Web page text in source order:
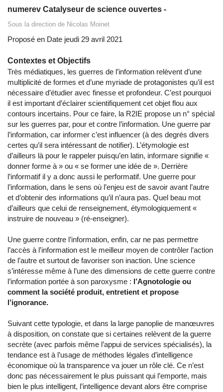
numerev Catalyseur de science ouvertes -
Sous la direction de Nicolas Moinet
Proposé en Date jeudi 29 avril 2021
Contextes et Objectifs
Très médiatiques, les guerres de l’information relèvent d’une
multiplicité de formes et d’une myriade de protagonistes qu’il est
nécessaire d’étudier avec finesse et profondeur. C’est pourquoi
il est important d’éclairer scientifiquement cet objet flou aux
contours incertains. Pour ce faire, la R2IE propose un n° spécial
sur les guerres par, pour et contre l’information. Une guerre par
l’information, car informer c’est influencer (à des degrés divers
certes qu’il sera intéressant de notifier). L’étymologie est
d’ailleurs là pour le rappeler puisqu’en latin, informare signifie «
donner forme à » ou « se former une idée de ». Derrière
l’informatif il y a donc aussi le performatif. Une guerre pour
l’information, dans le sens où l’enjeu est de savoir avant l’autre
et d’obtenir des informations qu’il n’aura pas. Quel beau mot
d’ailleurs que celui de renseignement, étymologiquement «
instruire de nouveau » (ré-enseigner).
Une guerre contre l’information, enfin, car ne pas permettre
l’accès à l’information est le meilleur moyen de contrôler l’action
de l’autre et surtout de favoriser son inaction. Une science
s’intéresse même à l’une des dimensions de cette guerre contre
l’information portée à son paroxysme : l’Agnotologie ou
comment la société produit, entretient et propose
l’ignorance.
Suivant cette typologie, et dans la large panoplie de manœuvres
à disposition, on constate que si certaines relèvent de la guerre
secrète (avec parfois même l’appui de services spécialisés), la
tendance est à l’usage de méthodes légales d’intelligence
économique où la transparence va jouer un rôle clé. Ce n’est
donc pas nécessairement le plus puissant qui l’emporte, mais
bien le plus intelligent, l’intelligence devant alors être comprise